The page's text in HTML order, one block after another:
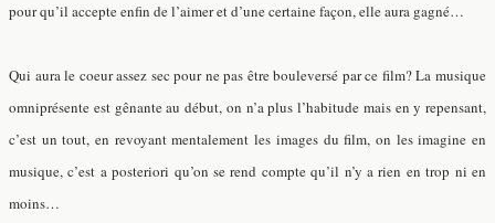
pour qu’il accepte enfin de l’aimer et d’une certaine façon, elle aura gagné…
Qui aura le coeur assez sec pour ne pas être bouleversé par ce film? La musique
omniprésente est gênante au début, on n’a plus l’habitude mais en y repensant,
c’est un tout, en revoyant mentalement les images du film, on les imagine en
musique, c’est a posteriori qu’on se rend compte qu’il n’y a rien en trop ni en
moins…